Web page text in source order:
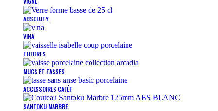
ABSOLUTY
VINA
THEIERES
MUGS ET TASSES
ACCESSOIRES CAFÉT
SANTOKU MARBRE